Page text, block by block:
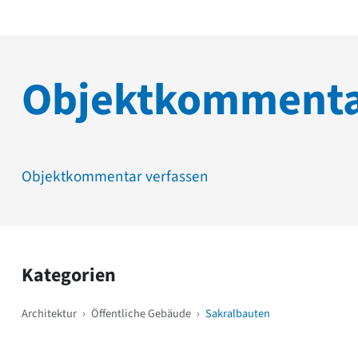
Objektkommentar verfassen
Kategorien
Architektur › Öffentliche Gebäude › Sakralbauten